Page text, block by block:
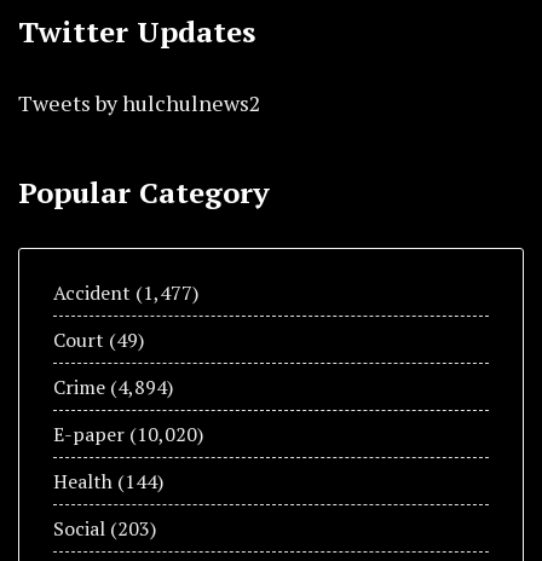
Twitter Updates
Tweets by hulchulnews2
Popular Category
Accident (1,477)
Court (49)
Crime (4,894)
E-paper (10,020)
Health (144)
Social (203)